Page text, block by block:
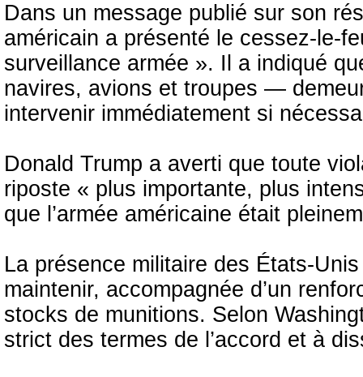
Dans un message publié sur son
américain a présenté le cessez-le-
surveillance armée ». Il a indiqué
navires, avions et troupes —
intervenir immédiatement si
Donald Trump a averti que toute
riposte « plus importante, plus
que l’armée américaine était
La présence militaire des États-
maintenir, accompagnée d’un
stocks de munitions. Selon
strict des termes de l’accord et à